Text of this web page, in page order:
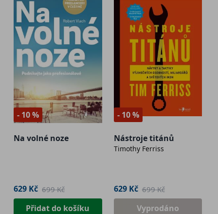
- 10 %
Na volné noze
629 Kč 699 Kč
Přidat do košíku
- 10 %
Nástroje titánů
Timothy Ferriss
629 Kč 699 Kč
Vyprodáno